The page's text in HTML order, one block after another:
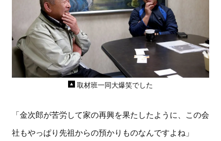
取材班一同大爆笑でした
「金次郎が苦労して家の再興を果たしたように、この会
社もやっぱり先祖からの預かりものなんですよね」